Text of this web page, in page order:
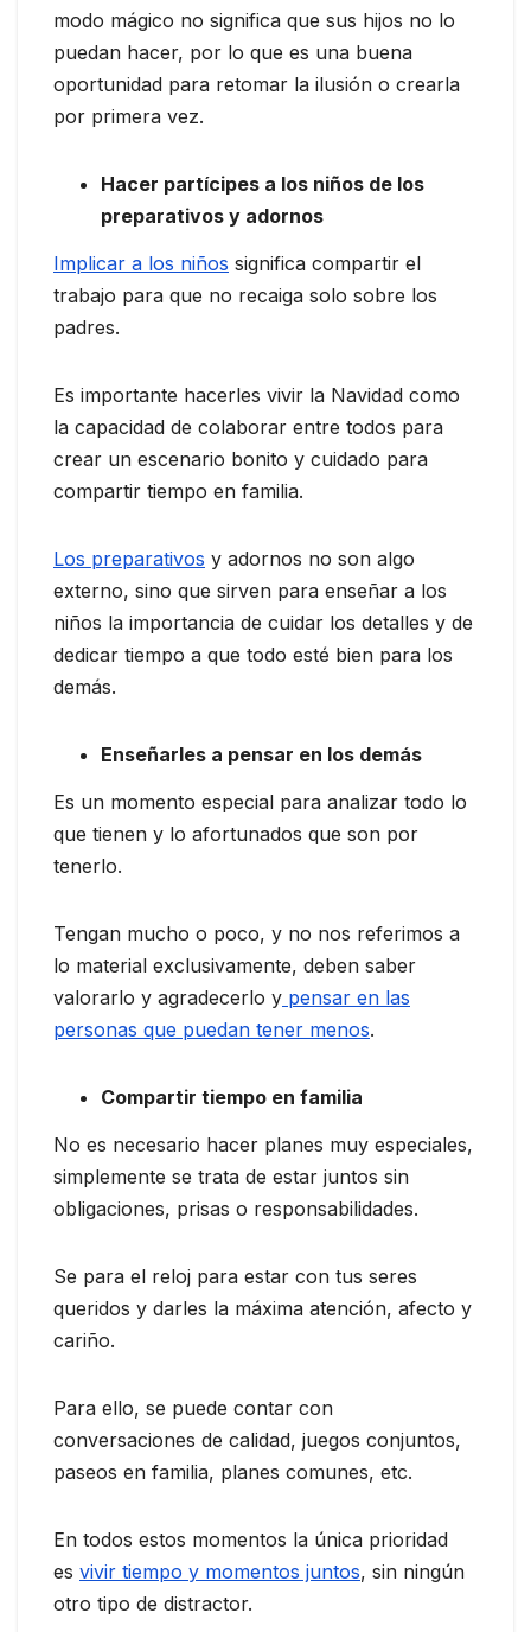
modo mágico no significa que sus hijos no lo
puedan hacer, por lo que es una buena
oportunidad para retomar la ilusión o crearla
por primera vez.
Hacer partícipes a los niños de los
preparativos y adornos
Implicar a los niños significa compartir el
trabajo para que no recaiga solo sobre los
padres.
Es importante hacerles vivir la Navidad como
la capacidad de colaborar entre todos para
crear un escenario bonito y cuidado para
compartir tiempo en familia.
Los preparativos y adornos no son algo
externo, sino que sirven para enseñar a los
niños la importancia de cuidar los detalles y de
dedicar tiempo a que todo esté bien para los
demás.
Enseñarles a pensar en los demás
Es un momento especial para analizar todo lo
que tienen y lo afortunados que son por
tenerlo.
Tengan mucho o poco, y no nos referimos a
lo material exclusivamente, deben saber
valorarlo y agradecerlo y pensar en las
personas que puedan tener menos.
Compartir tiempo en familia
No es necesario hacer planes muy especiales,
simplemente se trata de estar juntos sin
obligaciones, prisas o responsabilidades.
Se para el reloj para estar con tus seres
queridos y darles la máxima atención, afecto y
cariño.
Para ello, se puede contar con
conversaciones de calidad, juegos conjuntos,
paseos en familia, planes comunes, etc.
En todos estos momentos la única prioridad
es vivir tiempo y momentos juntos, sin ningún
otro tipo de distractor.